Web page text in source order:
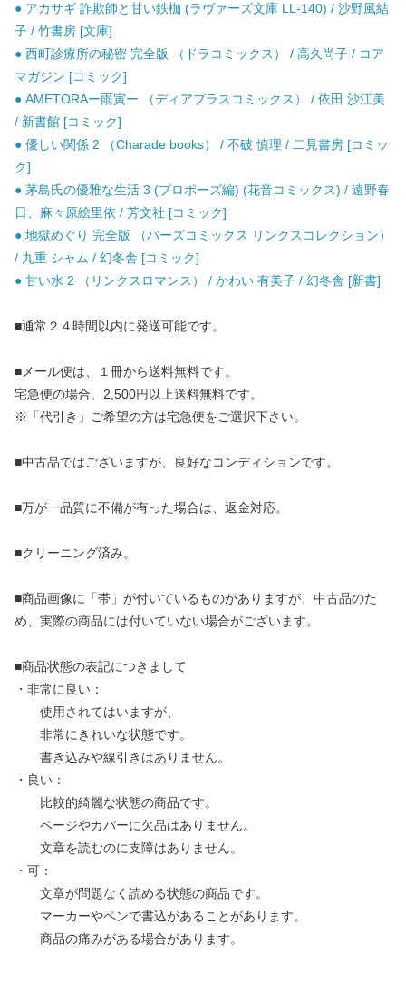
● アカサギ 詐欺師と甘い鉄枷 (ラヴァーズ文庫 LL-140) / 沙野風結
子 / 竹書房 [文庫]
● 西町診療所の秘密 完全版 （ドラコミックス） / 高久尚子 / コア
マガジン [コミック]
● AMETORAー雨寅ー （ディアプラスコミックス） / 依田 沙江美
/ 新書館 [コミック]
● 優しい関係 2 （Charade books） / 不破 慎理 / 二見書房 [コミッ
ク]
● 茅島氏の優雅な生活 3 (プロポーズ編) (花音コミックス) / 遠野春
日、麻々原絵里依 / 芳文社 [コミック]
● 地獄めぐり 完全版 （バーズコミックス リンクスコレクション）
/ 九重 シャム / 幻冬舎 [コミック]
● 甘い水 2 （リンクスロマンス） / かわい 有美子 / 幻冬舎 [新書]
■通常２４時間以内に発送可能です。
■メール便は、１冊から送料無料です。
宅急便の場合、2,500円以上送料無料です。
※「代引き」ご希望の方は宅急便をご選択下さい。
■中古品ではございますが、良好なコンディションです。
■万が一品質に不備が有った場合は、返金対応。
■クリーニング済み。
■商品画像に「帯」が付いているものがありますが、中古品のた
め、実際の商品には付いていない場合がございます。
■商品状態の表記につきまして
・非常に良い：
使用されてはいますが、
非常にきれいな状態です。
書き込みや線引きはありません。
・良い：
比較的綺麗な状態の商品です。
ページやカバーに欠品はありません。
文章を読むのに支障はありません。
・可：
文章が問題なく読める状態の商品です。
マーカーやペンで書込があることがあります。
商品の痛みがある場合があります。